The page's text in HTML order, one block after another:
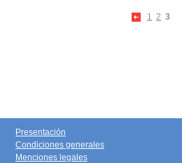
1 2 3
Presentación
Condiciones generales
Menciones legales